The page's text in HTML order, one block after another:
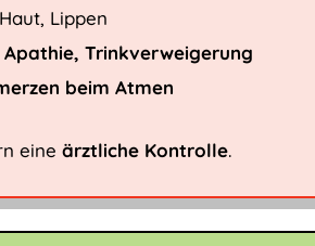
Haut, Lippen
Trinkverweigerung
beim Atmen
eine ärztliche Kontrolle.